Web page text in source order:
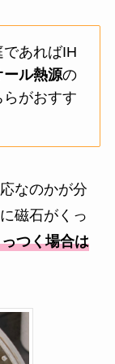
あればIH
ール熱源の
がおすす
なのかが分
磁石がくっ
つく場合は